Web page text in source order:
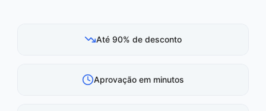
Até 90% de desconto
Aprovação em minutos